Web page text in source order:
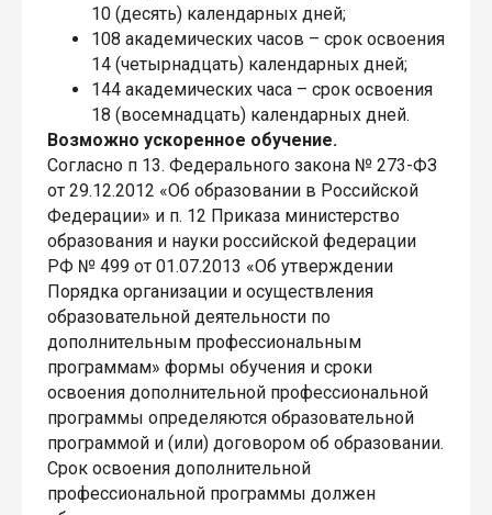
10 (десять) календарных дней;
108 академических часов – срок освоения
14 (четырнадцать) календарных дней;
144 академических часа – срок освоения
18 (восемнадцать) календарных дней.
Возможно ускоренное обучение.
Согласно п 13. Федерального закона № 273-ФЗ
от 29.12.2012 «Об образовании в Российской
Федерации» и п. 12 Приказа министерство
образования и науки российской федерации
РФ № 499 от 01.07.2013 «Об утверждении
Порядка организации и осуществления
образовательной деятельности по
дополнительным профессиональным
программам» формы обучения и сроки
освоения дополнительной профессиональной
программы определяются образовательной
программой и (или) договором об образовании.
Срок освоения дополнительной
профессиональной программы должен